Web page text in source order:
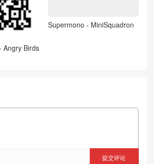
Angry Birds
Supermono - MiniSquadron
提交评论